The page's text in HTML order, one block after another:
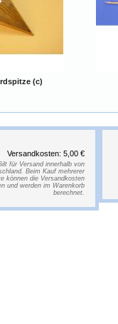
Versandkosten: 5,00 €
für Versand innerhalb von
Beim Kauf mehrerer
können die Versandkosten
und werden im Warenkorb
berechnet.
(c)